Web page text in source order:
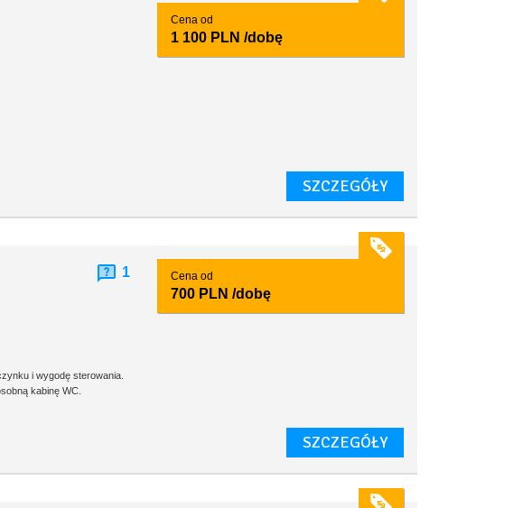
Cena od
1 100 PLN /dobę
SZCZEGÓŁY
1
i wygodę sterowania.
kabinę WC.
Cena od
700 PLN /dobę
SZCZEGÓŁY